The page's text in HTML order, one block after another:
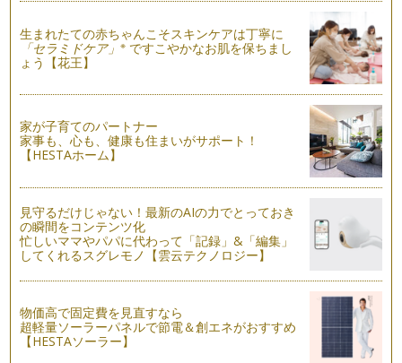
お子様が好きなものをテーマにしたパーティーをしてみません
か？ 大きくなった時にお誕生日会の…
クリスマスパーティーで楽しい思い出写真を残すアイデア
クリスマスといえば「クリスマスツリー」も欠かせませんよ
ね。ただ小さなお子様がいるとツリーを…
クリスマスをもっと盛り上げてくれるパーティーグッズ&アイ
デア
パーティーグッズでは定番となりつつあるバナー。『パーティ
手作りアイテムでクリスマスパーティーをもっと素敵に演出し
よう！
今年も残すところ後1ヵ月。こどもたちの楽しみにしているク
リスマスはもうす…
生まれたての赤ちゃんこそスキンケアは丁寧に
「セラミドケア」※ ですこやかなお肌を保ちまし
ょう【花王】
家が子育てのパートナー
家事も、心も、健康も住まいがサポート！
【HESTAホーム】
見守るだけじゃない！最新のAIの力でとっておき
の瞬間をコンテンツ化
忙しいママやパパに代わって「記録」&「編集」
してくれるスグレモノ【雲云テクノロジー】
物価高で固定費を見直すなら
超軽量ソーラーパネルで節電＆創エネがおすすめ
【HESTAソーラー】